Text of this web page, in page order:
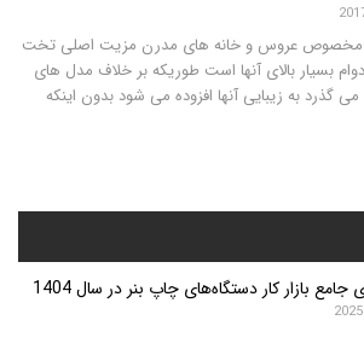
و خانه های مدرن مزیت اصلی تخت
آنها است طوریکه بر خلاف مدل های
آنها افزوده می شود بدون اینکه
دستگاه‌های چاپ بنر در سال 1404